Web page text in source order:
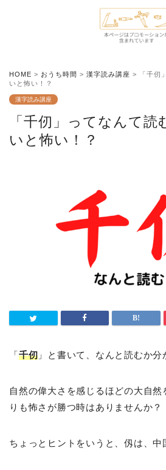
HOME > おうち時間 > 漢字読み講座 >
「千仞
いと怖い！？
漢字読み講座
「千仞」ってなんて読
いと怖い！？
「千仞 」と書いて、なんと読むか分
自然の偉大さを感じるほどの大自然
りも怖さが勝つ時はありませんか？
ちょっとヒントをいうと、仭は、中